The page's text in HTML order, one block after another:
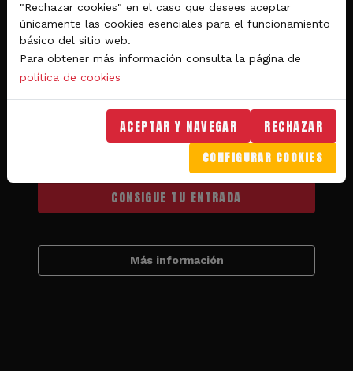
Del 28 al 30 de agosto 2026
Circuito de velocidad
GRAN PREMIO
MICHELIN® DE ARAGÓN
DE MOTOGP™ 2026
CONSIGUE TU ENTRADA
Más información
"Rechazar cookies" en el caso que desees aceptar
únicamente las cookies esenciales para el funcionamiento
básico del sitio web.
Para obtener más información consulta la página de
política de cookies
ACEPTAR Y NAVEGAR RECHAZAR
CONFIGURAR COOKIES